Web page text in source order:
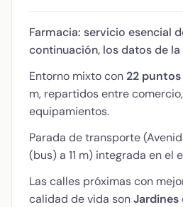
Farmacia: servicio esencial
continuación, los datos de
Entorno mixto con 22
m, repartidos entre
equipamientos.
Parada de transporte
(bus) a 11 m) integrada en el
Las calles próximas con
calidad de vida sonJardines